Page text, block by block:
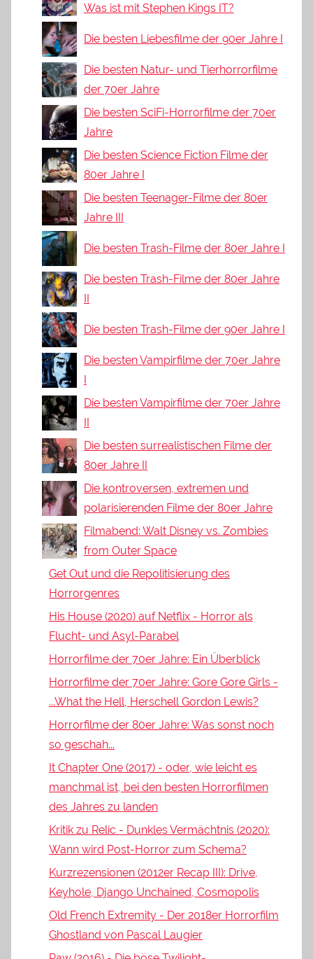
Was ist mit Stephen Kings IT?
Die besten Liebesfilme der 90er Jahre I
Die besten Natur- und Tierhorrorfilme
der 70er Jahre
Die besten SciFi-Horrorfilme der 70er
Jahre
Die besten Science Fiction Filme der
80er Jahre I
Die besten Teenager-Filme der 80er
Jahre III
Die besten Trash-Filme der 80er Jahre I
Die besten Trash-Filme der 80er Jahre
II
Die besten Trash-Filme der 90er Jahre I
Die besten Vampirfilme der 70er Jahre
I
Die besten Vampirfilme der 70er Jahre
II
Die besten surrealistischen Filme der
80er Jahre II
Die kontroversen, extremen und
polarisierenden Filme der 80er Jahre
Filmabend: Walt Disney vs. Zombies
from Outer Space
Get Out und die Repolitisierung des
Horrorgenres
His House (2020) auf Netflix - Horror als
Flucht- und Asyl-Parabel
Horrorfilme der 70er Jahre: Ein Überblick
Horrorfilme der 70er Jahre: Gore Gore Girls -
...What the Hell, Herschell Gordon Lewis?
Horrorfilme der 80er Jahre: Was sonst noch
so geschah...
It Chapter One (2017) - oder, wie leicht es
manchmal ist, bei den besten Horrorfilmen
des Jahres zu landen
Kritik zu Relic - Dunkles Vermächtnis (2020):
Wann wird Post-Horror zum Schema?
Kurzrezensionen (2012er Recap III): Drive,
Keyhole, Django Unchained, Cosmopolis
Old French Extremity - Der 2018er Horrorfilm
Ghostland von Pascal Laugier